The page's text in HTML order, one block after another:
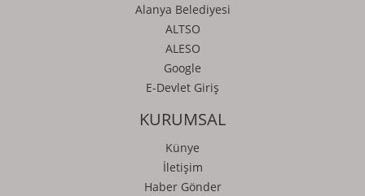
Alanya Belediyesi
ALTSO
ALESO
Google
E-Devlet Giriş
KURUMSAL
Künye
İletişim
Haber Gönder